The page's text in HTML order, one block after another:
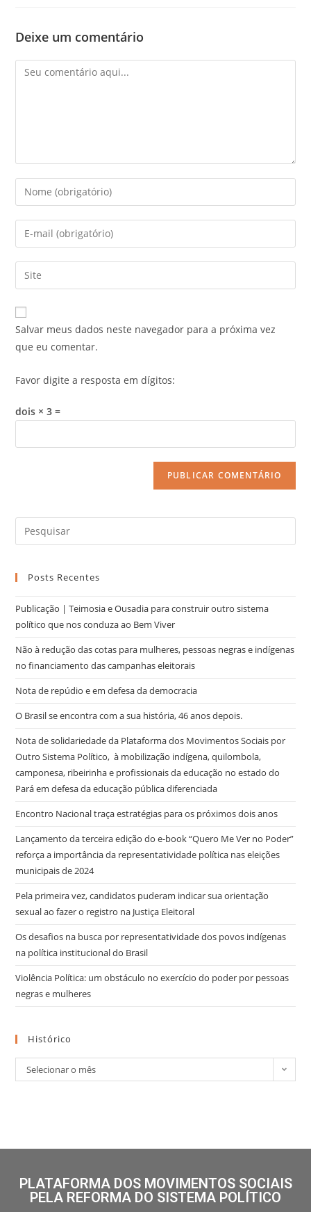
Deixe um comentário
Salvar meus dados neste navegador para a próxima vez
que eu comentar.
Favor digite a resposta em dígitos:
dois × 3 =
Posts Recentes
Publicação | Teimosia e Ousadia para construir outro sistema
político que nos conduza ao Bem Viver
Não à redução das cotas para mulheres, pessoas negras e indígenas
no financiamento das campanhas eleitorais
Nota de repúdio e em defesa da democracia
O Brasil se encontra com a sua história, 46 anos depois.
Nota de solidariedade da Plataforma dos Movimentos Sociais por
Outro Sistema Político, à mobilização indígena, quilombola,
camponesa, ribeirinha e profissionais da educação no estado do
Pará em defesa da educação pública diferenciada
Encontro Nacional traça estratégias para os próximos dois anos
Lançamento da terceira edição do e-book “Quero Me Ver no Poder”
reforça a importância da representatividade política nas eleições
municipais de 2024
Pela primeira vez, candidatos puderam indicar sua orientação
sexual ao fazer o registro na Justiça Eleitoral
Os desafios na busca por representatividade dos povos indígenas
na política institucional do Brasil
Violência Política: um obstáculo no exercício do poder por pessoas
negras e mulheres
Histórico
Selecionar o mês
PLATAFORMA DOS MOVIMENTOS SOCIAIS
PELA REFORMA DO SISTEMA POLÍTICO